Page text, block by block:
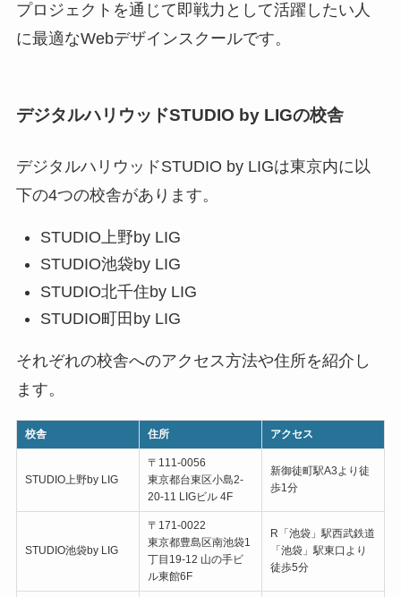
プロジェクトを通じて即戦力として活躍したい人
に最適なWebデザインスクールです。
デジタルハリウッドSTUDIO by LIGの校舎
デジタルハリウッドSTUDIO by LIGは東京内に以
下の4つの校舎があります。
STUDIO上野by LIG
STUDIO池袋by LIG
STUDIO北千住by LIG
STUDIO町田by LIG
それぞれの校舎へのアクセス方法や住所を紹介し
ます。
校舎 住所 アクセス
STUDIO上野by LIG
〒111-0056
東京都台東区小島2-
20-11 LIGビル 4F
新御徒町駅A3より徒
歩1分
STUDIO池袋by LIG
〒171-0022
東京都豊島区南池袋1
丁目19-12 山の手ビ
ル東館6F
R「池袋」駅西武鉄道
「池袋」駅東口より
徒歩5分